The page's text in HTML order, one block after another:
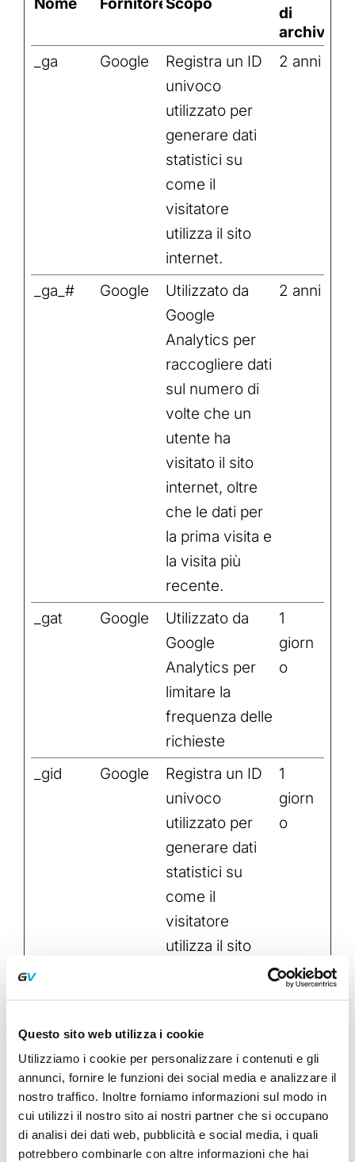
Questo sito web utilizza i cookie
Utilizziamo i cookie per personalizzare i contenuti e gli
annunci, fornire le funzioni dei social media e analizzare il
nostro traffico. Inoltre forniamo informazioni sul modo in
cui utilizzi il nostro sito ai nostri partner che si occupano
di analisi dei dati web, pubblicità e social media, i quali
potrebbero combinarle con altre informazioni che hai
di
_ga
Google
Registra un ID
univoco
utilizzato per
generare dati
statistici su
come il
visitatore
utilizza il sito
internet.
2 anni
_ga_# Google
Utilizzato da
Google
Analytics per
raccogliere dati
sul numero di
volte che un
utente ha
visitato il sito
internet, oltre
che le dati per
la prima visita e
la visita più
recente.
2 anni
_gat Google
Utilizzato da
Google
Analytics per
limitare la
frequenza delle
richieste
1
giorn
o
_gid Google
Registra un ID
univoco
utilizzato per
generare dati
statistici su
come il
visitatore
utilizza il sito
1
giorn
o
_landing
_page
telockva
n.com
statistici sul
comportament
o dei utenti sul
sito web.
Questi
vengono